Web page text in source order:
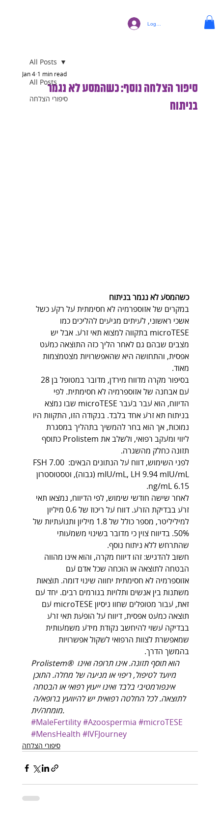
Log In
All Posts
סיפורי הצלחה
All Posts
סיפור הצלחה נוסף: כשהמסע לא נגמר
בניתוח
Jan 4 1 min read
כשהמסע לא נגמר בניתוח
במקרים של אזוספרמיה לא חסימתית על רקע כשל
אשכי ראשוני, לעיתים מגיעים להליכים כמו
microTESE בתקווה למצוא תאי זרע. אבל יש
מצבים שבהם גם לאחר הליך כזה התוצאה כמעט
אפסית, והתחושה היא שהאפשרויות מצטמצמות
מאוד.
בסיפור מקרה מדווח מירדן, מדובר במטופל בן 28
עם אבחנה של אזוספרמיה לא חסימתית. לפי
הדיווח, הוא עבר בעבר microTESE שבו נמצא
בניתוח תא זרע אחד בלבד. בנקודה הזו, התקוות היו
נמוכות, אך הוא בחר להמשיך בתהליך במסגרת
ליווי ומעקב רפואי, ולשלב את Prolistem כתוסף
תזונה כחלק מהשגרה.
לפני השימוש, דווח על הנתונים הבאים: FSH 7.00
mIU/mL, LH 9.94 mIU/mL (גבוה), וטסטוסטרון
6.15 ng/mL.
לאחר שישה חודשי שימוש, לפי הדיווח, נמצאו תאי
זרע בבדיקת הזרע. דווח על ריכוז של 0.6 מיליון
למיליליטר, מספר כולל של 1.8 מיליון ותנועתיות של
50%. בדיווח צוין כי מדובר בשינוי משמעותי
שהתרחש ללא ניתוח נוסף.
חשוב להדגיש: זהו דיווח מקרה, והוא אינו מהווה
הבטחה לתוצאה או הוכחה שכל אדם עם
אזוספרמיה לא חסימתית יחווה שינוי דומה. תוצאות
משתנות בין אנשים ותלויות בגורמים רבים. יחד עם
זאת, עבור מטופלים שחוו ניסיון microTESE עם
תוצאה כמעט אפסית, דיווח על הופעת תאי זרע
בבדיקה עשוי להיחשב נקודת מידע משמעותית
שמאפשרת לצוות הרפואי לשקול אפשרויות
בהמשך הדרך.
Prolistem® הוא תוסף תזונה. אינו תרופה ואינו
מיועד לטיפול, ריפוי או מניעה של מחלה. התוכן
אינפורמטיבי בלבד ואינו ייעוץ רפואי או הבטחה
לתוצאה. לכל החלטה רפואית יש להיוועץ ברופא/ה
מומחה/ית.
#MaleFertility #Azoospermia #microTESE
#MensHealth #IVFJourney
סיפורי הצלחה